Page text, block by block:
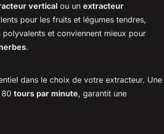
vertical ou un extracteur
pour les fruits et légumes tendres,
polyvalents et conviennent mieux pour
.
dans le choix de votre extracteur. Une
80 tours par minute, garantit une